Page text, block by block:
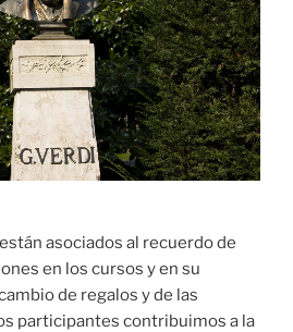
asociados al recuerdo de
en los cursos y en su
de regalos y de las
participantes contribuimos a la